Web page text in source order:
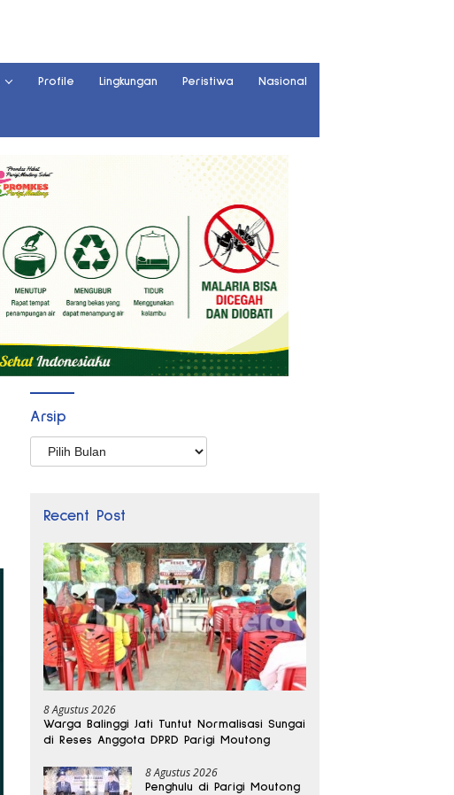
Profile Lingkungan Peristiwa Nasional
Arsip
Arsip
Recent Post
8 Agustus 2026
Warga Balinggi Jati Tuntut Normalisasi Sungai
di Reses Anggota DPRD Parigi Moutong
8 Agustus 2026
Penghulu di Parigi Moutong